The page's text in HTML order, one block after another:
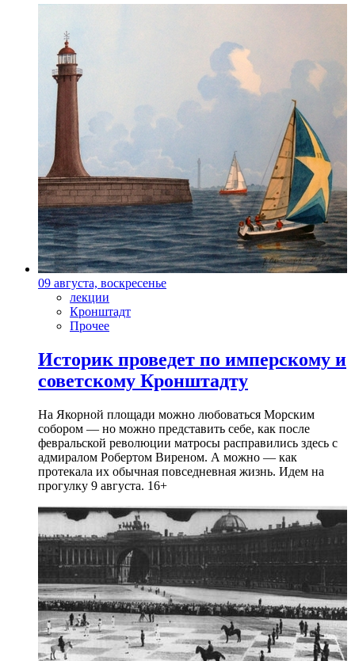
09 августа, воскресенье
лекции
Кронштадт
Прочее
Историк проведет по имперскому и
советскому Кронштадту
На Якорной площади можно любоваться Морским
собором — но можно представить себе, как после
февральской революции матросы расправились здесь с
адмиралом Робертом Виреном. А можно — как
протекала их обычная повседневная жизнь. Идем на
прогулку 9 августа. 16+